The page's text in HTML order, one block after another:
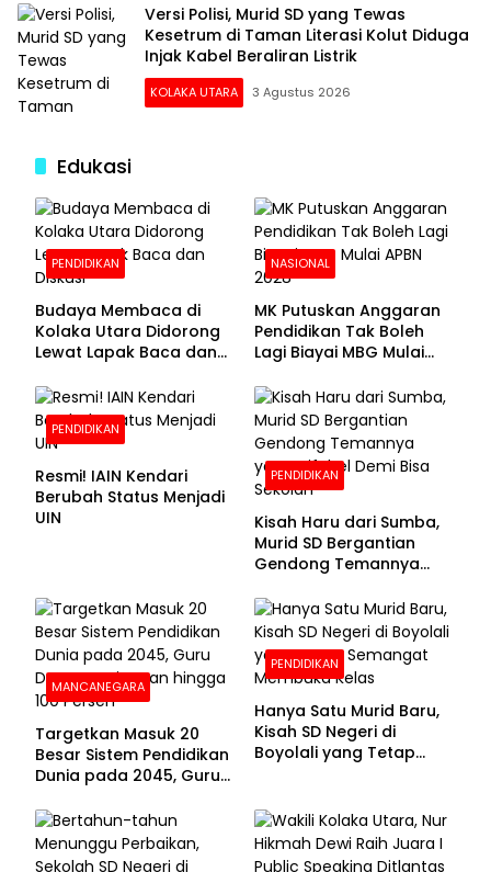
Versi Polisi, Murid SD yang Tewas
Kesetrum di Taman Literasi Kolut Diduga
Injak Kabel Beraliran Listrik
KOLAKA UTARA 3 Agustus 2026
Edukasi
PENDIDIKAN
Budaya Membaca di
Kolaka Utara Didorong
Lewat Lapak Baca dan
NASIONAL
MK Putuskan Anggaran
Pendidikan Tak Boleh
Lagi Biayai MBG Mulai
PENDIDIKAN
Resmi! IAIN Kendari
Berubah Status Menjadi
UIN
PENDIDIKAN
Kisah Haru dari Sumba,
Murid SD Bergantian
Gendong Temannya
Sekolah
MANCANEGARA
Targetkan Masuk 20
Besar Sistem Pendidikan
Dunia pada 2045, Guru
100 Persen
PENDIDIKAN
Hanya Satu Murid Baru,
Kisah SD Negeri di
Boyolali yang Tetap